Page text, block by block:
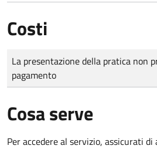
Costi
Tipo di pagamento
Importo
La presentazione della pratica non
pagamento
Cosa serve
Per accedere al servizio, assicurati di